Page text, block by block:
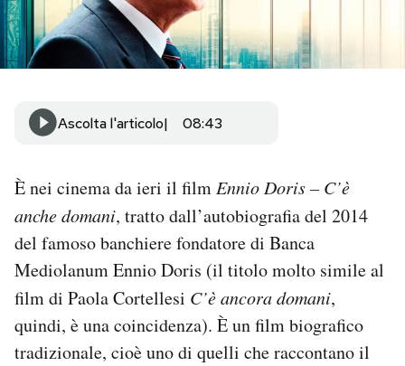
NEWSLETTER
I MIEI PREFERITI
SHOP
CALENDARIO
AREA PERSONALE
Newsletter
Notifiche mobile
Regala il Post
Ascolta l'articolo 08:43
È nei cinema da ieri il filmEnnio Doris – C’è
anche domani, tratto dall’autobiografia del 2014
del famoso banchiere fondatore di Banca
Mediolanum Ennio Doris (il titolo molto simile al
film di Paola Cortellesi C’è ancora domani,
quindi, è una coincidenza). È un film biografico
tradizionale, cioè uno di quelli che raccontano il